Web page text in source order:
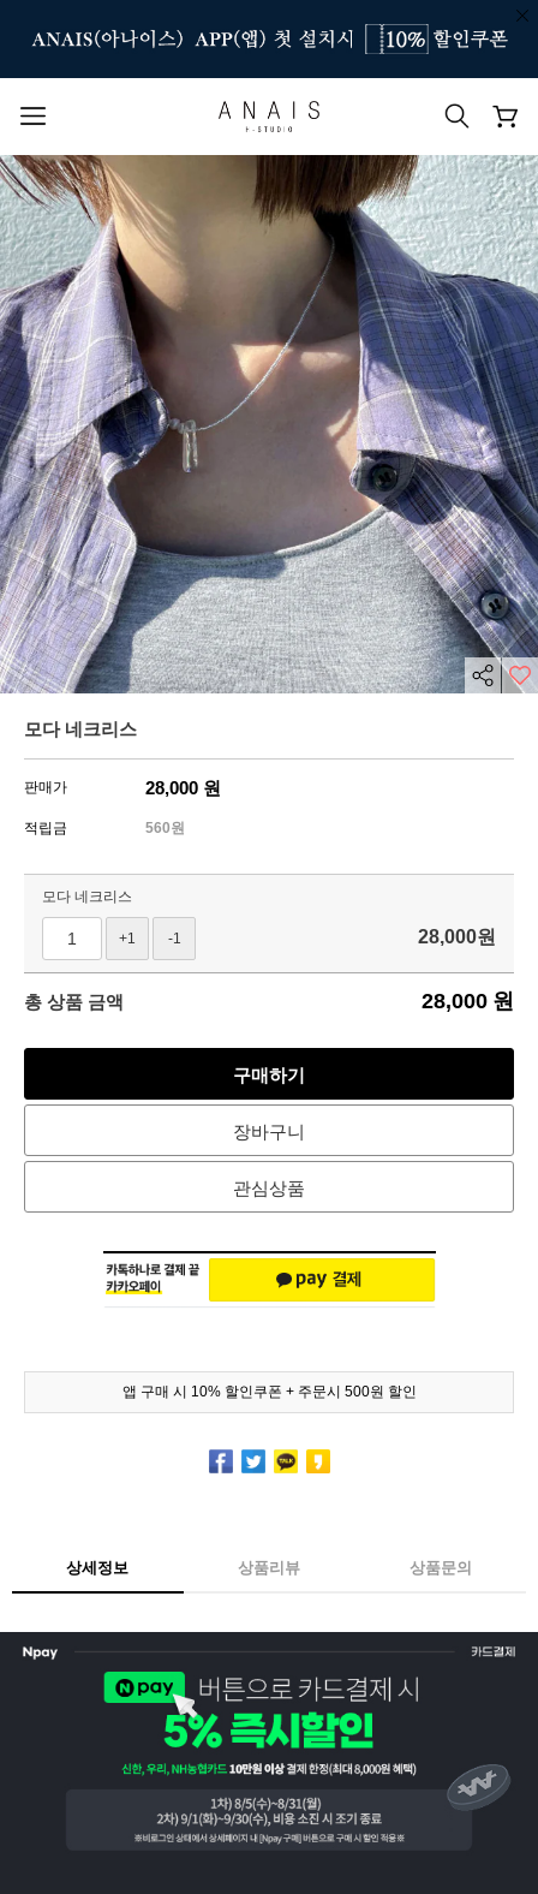
인기 검색어
#신상7%할인 #아나이스 제작
#MD추천 #BEST OF BEST
모다 네크리스
판매가 28,000 원
적립금 560원
모다 네크리스
+1 -1 28,000원
총 상품 금액 28,000 원
구매하기
장바구니
관심상품
앱 구매 시 10% 할인쿠폰 + 주문시 500원 할인
상세정보 상품리뷰 상품문의